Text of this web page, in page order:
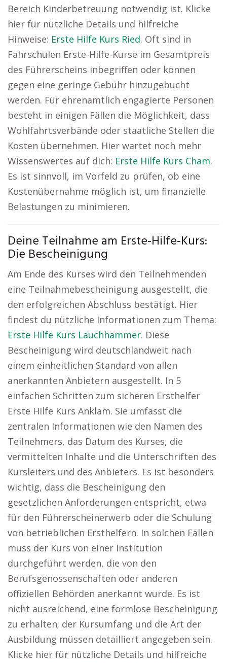
Bereich Kinderbetreuung notwendig ist. Klicke
hier für nützliche Details und hilfreiche
Hinweise: Erste Hilfe Kurs Ried. Oft sind in
Fahrschulen Erste-Hilfe-Kurse im Gesamtpreis
des Führerscheins inbegriffen oder können
gegen eine geringe Gebühr hinzugebucht
werden. Für ehrenamtlich engagierte Personen
besteht in einigen Fällen die Möglichkeit, dass
Wohlfahrtsverbände oder staatliche Stellen die
Kosten übernehmen. Hier wartet noch mehr
Wissenswertes auf dich: Erste Hilfe Kurs Cham.
Es ist sinnvoll, im Vorfeld zu prüfen, ob eine
Kostenübernahme möglich ist, um finanzielle
Belastungen zu minimieren.
Deine Teilnahme am Erste-Hilfe-Kurs:
Die Bescheinigung
Am Ende des Kurses wird den Teilnehmenden
eine Teilnahmebescheinigung ausgestellt, die
den erfolgreichen Abschluss bestätigt. Hier
findest du nützliche Informationen zum Thema:
Erste Hilfe Kurs Lauchhammer. Diese
Bescheinigung wird deutschlandweit nach
einem einheitlichen Standard von allen
anerkannten Anbietern ausgestellt. In 5
einfachen Schritten zum sicheren Ersthelfer
Erste Hilfe Kurs Anklam. Sie umfasst die
zentralen Informationen wie den Namen des
Teilnehmers, das Datum des Kurses, die
vermittelten Inhalte und die Unterschriften des
Kursleiters und des Anbieters. Es ist besonders
wichtig, dass die Bescheinigung den
gesetzlichen Anforderungen entspricht, etwa
für den Führerscheinerwerb oder die Schulung
von betrieblichen Ersthelfern. In solchen Fällen
muss der Kurs von einer Institution
durchgeführt werden, die von den
Berufsgenossenschaften oder anderen
offiziellen Behörden anerkannt wurde. Es ist
nicht ausreichend, eine formlose Bescheinigung
zu erhalten; der Kursumfang und die Art der
Ausbildung müssen detailliert angegeben sein.
Klicke hier für nützliche Details und hilfreiche